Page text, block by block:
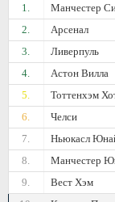
1.
Манчестер
2.
Арсенал
3.
Ливерпуль
4.
Астон Вилла
5.
Тоттенхэм
6.
Челси
7.
Ньюкасл
8.
Манчестер
9.
Вест Хэм